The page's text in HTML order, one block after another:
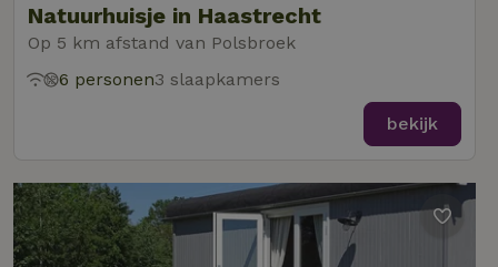
Natuurhuisje in Haastrecht
Op 5 km afstand van Polsbroek
6 personen3 slaapkamers
bekijk